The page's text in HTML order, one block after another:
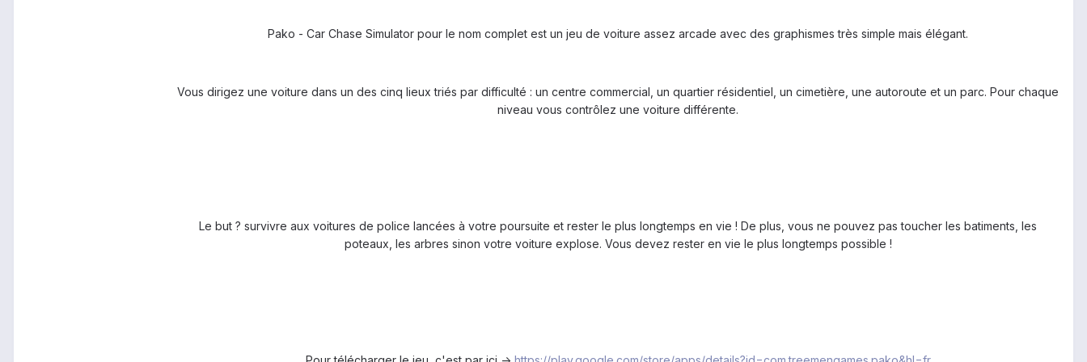
Pako - Car Chase Simulator pour le nom complet est un jeu de voiture assez arcade avec des graphismes très simple mais élégant.
Vous dirigez une voiture dans un des cinq lieux triés par difficulté : un centre commercial, un quartier résidentiel, un cimetière, une autoroute et un parc. Pour chaque
niveau vous contrôlez une voiture différente.
Le but ? survivre aux voitures de police lancées à votre poursuite et rester le plus longtemps en vie ! De plus, vous ne pouvez pas toucher les batiments, les
poteaux, les arbres sinon votre voiture explose. Vous devez rester en vie le plus longtemps possible !